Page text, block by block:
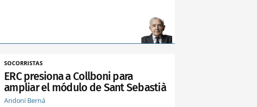
SOCORRISTAS
ERC presiona a Collboni para
ampliar el módulo de Sant Sebastià
Andoni Berná